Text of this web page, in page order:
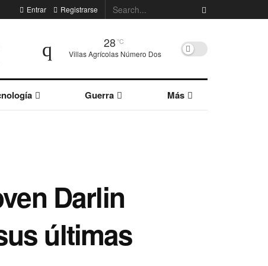
Entrar Registrarse
28°C
Villas Agrícolas Número Dos
Guerra Más
Darlin
últimas